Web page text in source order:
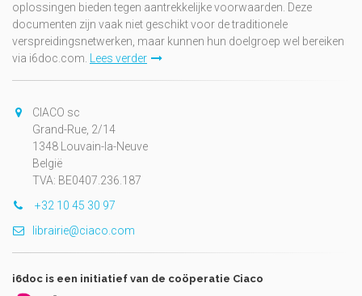
oplossingen bieden tegen aantrekkelijke voorwaarden. Deze
documenten zijn vaak niet geschikt voor de traditionele
verspreidingsnetwerken, maar kunnen hun doelgroep wel bereiken
via i6doc.com. Lees verder
CIACO sc
Grand-Rue, 2/14
1348 Louvain-la-Neuve
België
TVA: BE0407.236.187
+32 10 45 30 97
librairie@ciaco.com
i6doc is een initiatief van de coöperatie Ciaco